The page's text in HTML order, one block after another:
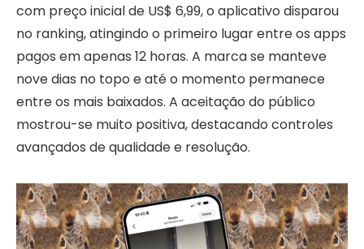
com preço inicial de US$ 6,99, o aplicativo disparou
no ranking, atingindo o primeiro lugar entre os apps
pagos em apenas 12 horas. A marca se manteve
nove dias no topo e até o momento permanece
entre os mais baixados. A aceitação do público
mostrou-se muito positiva, destacando controles
avançados de qualidade e resolução.